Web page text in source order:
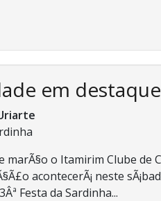
em destaque
marÃ§o o Itamirim Clube de
acontecerÃ¡ neste
Festa da Sardinha...